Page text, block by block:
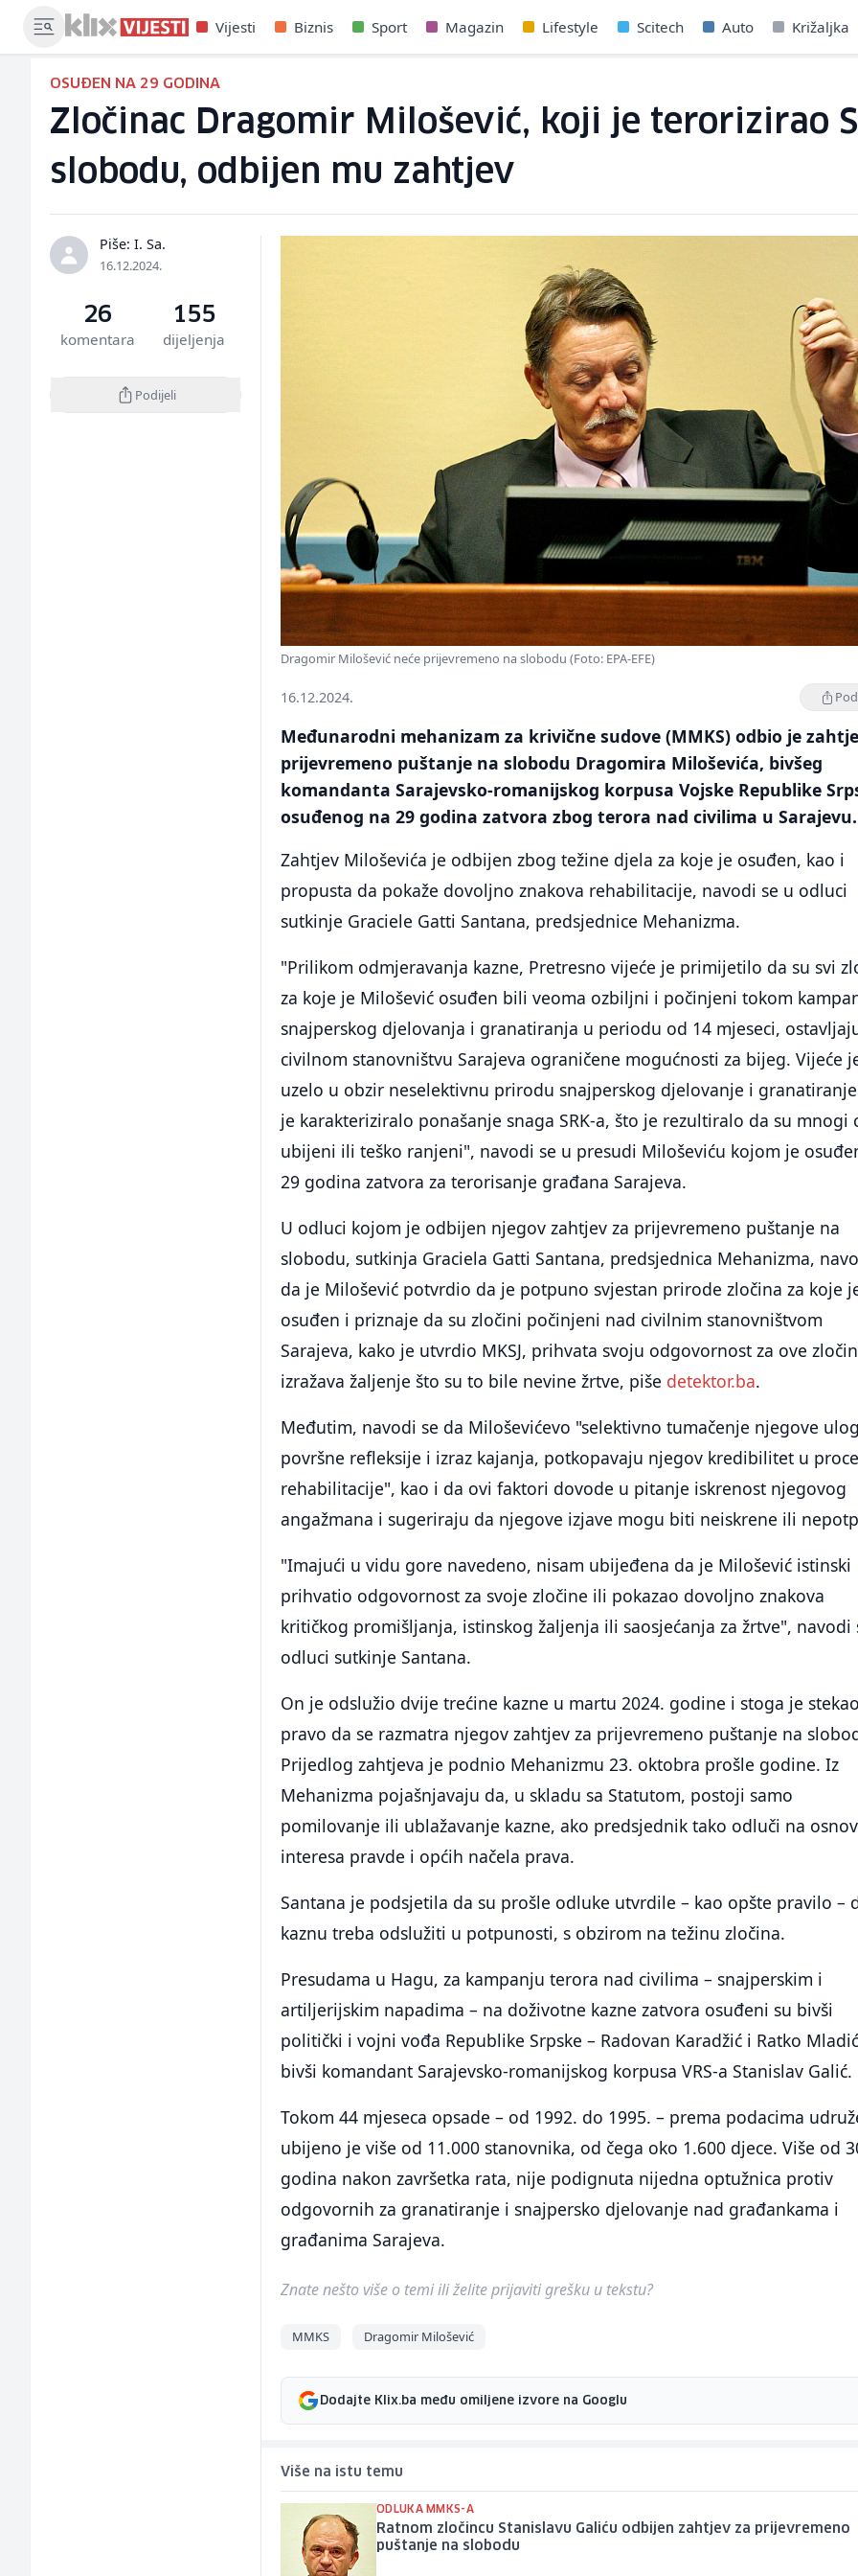
Vijesti Biznis Sport Magazin Lifestyle Scitech Auto Križaljka
OSUĐEN NA 29 GODINA
Zločinac Dragomir Milošević, koji je terorizirao
slobodu, odbijen mu zahtjev
Piše: I. Sa.
16.12.2024.
26
komentara
155
dijeljenja
Podijeli
Dragomir Milošević neće prijevremeno na slobodu (Foto: EPA-EFE)
16.12.2024.
Međunarodni mehanizam za krivične sudove (MMKS) odbio je
prijevremeno puštanje na slobodu Dragomira Miloševića, bivšeg
komandanta Sarajevsko-romanijskog korpusa Vojske Republike
osuđenog na 29 godina zatvora zbog terora nad civilima u Sarajevu.
Zahtjev Miloševića je odbijen zbog težine djela za koje je osuđen, kao i
propusta da pokaže dovoljno znakova rehabilitacije, navodi se u odluci
sutkinje Graciele Gatti Santana, predsjednice Mehanizma.
"Prilikom odmjeravanja kazne, Pretresno vijeće je primijetilo da su svi
za koje je Milošević osuđen bili veoma ozbiljni i počinjeni tokom
snajperskog djelovanja i granatiranja u periodu od 14 mjeseci,
civilnom stanovništvu Sarajeva ograničene mogućnosti za bijeg. Vijeće
uzelo u obzir neselektivnu prirodu snajperskog djelovanje i
je karakteriziralo ponašanje snaga SRK-a, što je rezultiralo da su mnogi
ubijeni ili teško ranjeni", navodi se u presudi Miloševiću kojom je
29 godina zatvora za terorisanje građana Sarajeva.
U odluci kojom je odbijen njegov zahtjev za prijevremeno puštanje na
slobodu, sutkinja Graciela Gatti Santana, predsjednica Mehanizma,
da je Milošević potvrdio da je potpuno svjestan prirode zločina za koje
osuđen i priznaje da su zločini počinjeni nad civilnim stanovništvom
Sarajeva, kako je utvrdio MKSJ, prihvata svoju odgovornost za ove
izražava žaljenje što su to bile nevine žrtve, piše detektor.ba.
Međutim, navodi se da Miloševićevo "selektivno tumačenje njegove
površne refleksije i izraz kajanja, potkopavaju njegov kredibilitet u
rehabilitacije", kao i da ovi faktori dovode u pitanje iskrenost njegovog
angažmana i sugeriraju da njegove izjave mogu biti neiskrene ili
"Imajući u vidu gore navedeno, nisam ubijeđena da je Milošević istinski
prihvatio odgovornost za svoje zločine ili pokazao dovoljno znakova
kritičkog promišljanja, istinskog žaljenja ili saosjećanja za žrtve", navodi
odluci sutkinje Santana.
On je odslužio dvije trećine kazne u martu 2024. godine i stoga je
pravo da se razmatra njegov zahtjev za prijevremeno puštanje na
Prijedlog zahtjeva je podnio Mehanizmu 23. oktobra prošle godine. Iz
Mehanizma pojašnjavaju da, u skladu sa Statutom, postoji samo
pomilovanje ili ublažavanje kazne, ako predsjednik tako odluči na
interesa pravde i općih načela prava.
Santana je podsjetila da su prošle odluke utvrdile – kao opšte pravilo –
kaznu treba odslužiti u potpunosti, s obzirom na težinu zločina.
Presudama u Hagu, za kampanju terora nad civilima – snajperskim i
artiljerijskim napadima – na doživotne kazne zatvora osuđeni su bivši
politički i vojni vođa Republike Srpske – Radovan Karadžić i Ratko
bivši komandant Sarajevsko-romanijskog korpusa VRS-a Stanislav Galić.
Tokom 44 mjeseca opsade – od 1992. do 1995. – prema podacima
ubijeno je više od 11.000 stanovnika, od čega oko 1.600 djece. Više od
godina nakon završetka rata, nije podignuta nijedna optužnica protiv
odgovornih za granatiranje i snajpersko djelovanje nad građankama i
građanima Sarajeva.
Znate nešto više o temi ili želite prijaviti grešku u tekstu?
MMKS Dragomir Milošević
Dodajte Klix.ba među omiljene izvore na Googlu
Više na istu temu
ODLUKA MMKS-A
Ratnom zločincu Stanislavu Galiću odbijen zahtjev za prijevremeno
puštanje na slobodu